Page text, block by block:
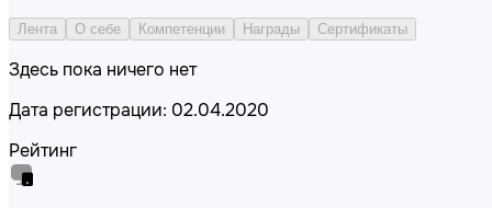
Лента О себе Компетенции Награды Сертификаты
Здесь пока ничего нет
Дата регистрации: 02.04.2020
Рейтинг